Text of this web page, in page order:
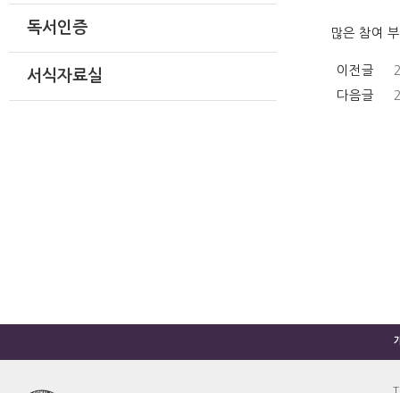
독서인증
서식자료실
많은 참여
이전글
다음글